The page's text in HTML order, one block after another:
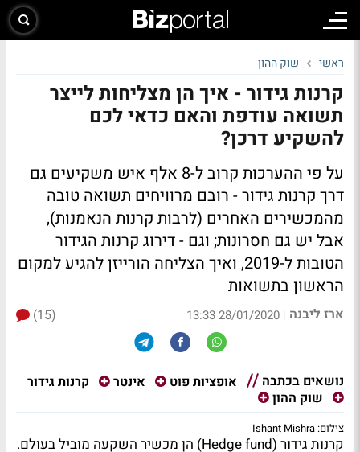
ראשי שוק ההון
קרנות גידור - איך הן מצליחות לייצר
תשואה עודפת והאם כדאי לכם
להשקיע דרכן?
על פי ההערכות קרוב ל-8 אלף איש משקיעים גם
דרך קרנות גידור - רובם מרוויחים תשואה טובה
מהמכשירים האחרים (לרבות קרנות הנאמנות),
אבל יש גם חסרונות; וגם - דירוג קרנות הגידור
הטובות ל-2019, ואיך הצליחה הורייזן להגיע למקום
הראשון בתשואות
ארז ליבנה |
28/01/2020 13:33
(15)
נושאים בכתבה אופציות פוט אינטר
קרנות גידור
שוק ההון
צילום: Ishant Mishra
קרנות גידור (Hedge fund) הן מכשיר השקעה מוביל בעולם.